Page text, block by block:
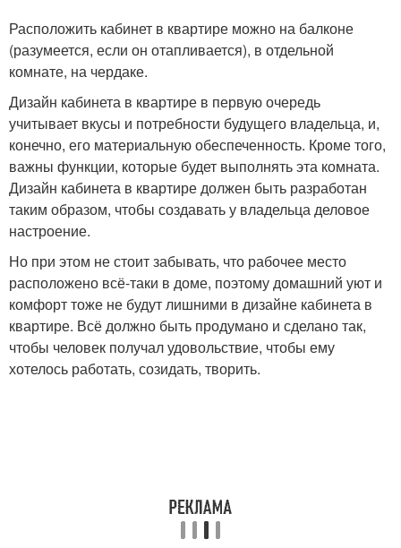
Расположить кабинет в квартире можно на балконе
(разумеется, если он отапливается), в отдельной
комнате, на чердаке.
Дизайн кабинета в квартире в первую очередь
учитывает вкусы и потребности будущего владельца, и,
конечно, его материальную обеспеченность. Кроме того,
важны функции, которые будет выполнять эта комната.
Дизайн кабинета в квартире должен быть разработан
таким образом, чтобы создавать у владельца деловое
настроение.
Но при этом не стоит забывать, что рабочее место
расположено всё-таки в доме, поэтому домашний уют и
комфорт тоже не будут лишними в дизайне кабинета в
квартире. Всё должно быть продумано и сделано так,
чтобы человек получал удовольствие, чтобы ему
хотелось работать, созидать, творить.